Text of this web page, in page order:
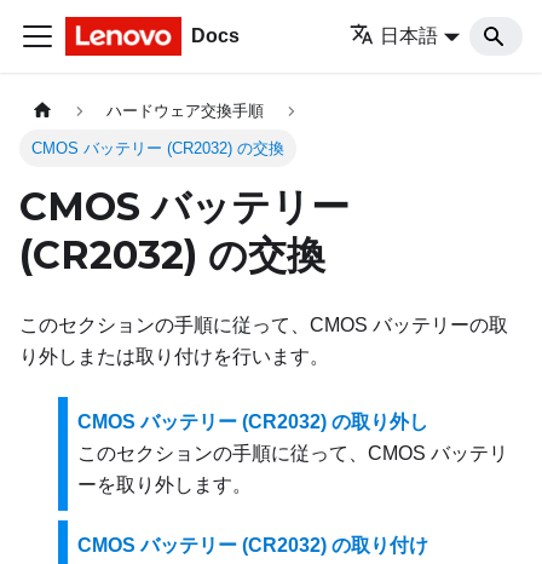
Docs 日本語
ハードウェア交換手順
CMOS バッテリー (CR2032) の交換
CMOS バッテリー
(CR2032) の交換
このセクションの手順に従って、CMOS バッテリーの取
り外しまたは取り付けを行います。
CMOS バッテリー (CR2032) の取り外し
このセクションの手順に従って、CMOS バッテリ
ーを取り外します。
CMOS バッテリー (CR2032) の取り付け